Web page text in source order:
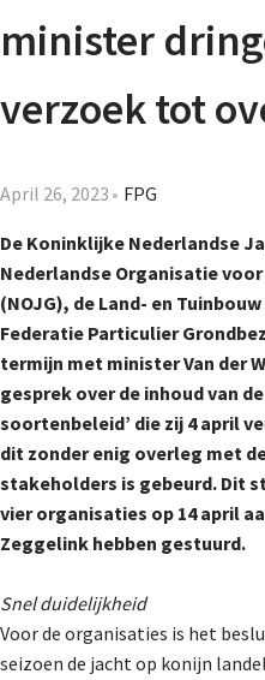
minister
verzoek tot
April 26, 2023 FPG
De Koninklijke Nederlandse
Nederlandse Organisatie
(NOJG), de Land- en
Federatie Particulier
termijn met minister Van der
gesprek over de inhoud van
soortenbeleid’ die zij 4 april
dit zonder enig overleg met
stakeholders is gebeurd. Dit
vier organisaties op 14 april
Zeggelink hebben gestuurd.
Snel duidelijkheid
Voor de organisaties is het
seizoen de jacht op konijn